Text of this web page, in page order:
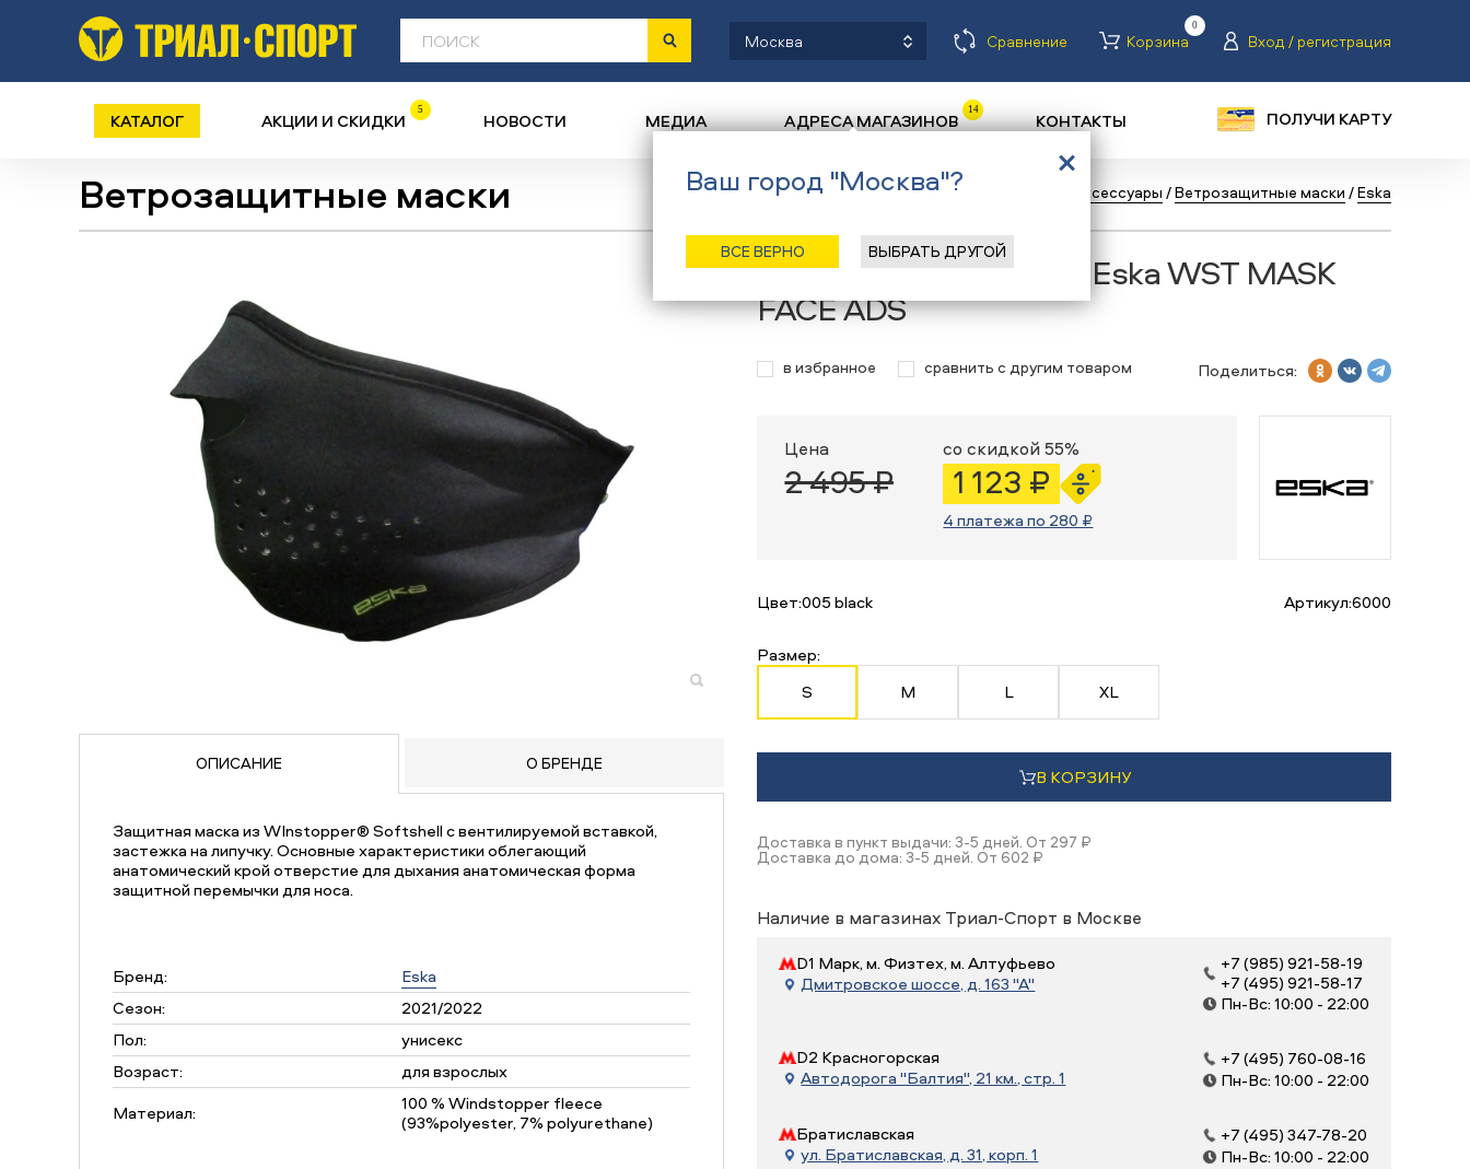
Москва Сравнение Корзина
0
Вход / регистрация
КАТАЛОГ АКЦИИ И СКИДКИ 5 НОВОСТИ МЕДИА АДРЕСА МАГАЗИНОВ 14 КОНТАКТЫ ПОЛУЧИ КАРТУ
Ветрозащитные маски Назад / Главная/Каталог Аксессуары /Ветрозащитные маски /Eska
ОПИСАНИЕ О БРЕНДЕ
Защитная маска из WInstopper® Softshell с вентилируемой вставкой,
застежка на липучку. Основные характеристики облегающий
анатомический крой отверстие для дыхания анатомическая форма
защитной перемычки для носа.
Бренд:
Eska
Сезон:
2021/2022
Пол:
унисекс
Возраст:
для взрослых
Материал:
100 % Windstopper fleece
(93%polyester, 7% polyurethane)
Ветрозащитная маска Eska WST MASK
FACE ADS
в избранное сравнить с другим товаром Поделиться:
Цена
2 495 ₽
со скидкой 55%
1 123 ₽
4 платежа по 280 ₽
Цвет:005 black Артикул:6000
Размер:
S
M L XL
В КОРЗИНУ
Доставка в пункт выдачи: 3-5 дней. От 297 ₽
Доставка до дома: 3-5 дней. От 602 ₽
Наличие в магазинах Триал-Спорт в Москве
D1 Марк, м. Физтех, м. Алтуфьево
Дмитровское шоссе, д. 163 "А"
+7 (985) 921-58-19
+7 (495) 921-58-17
Пн-Вс: 10:00 - 22:00
D2 Красногорская
Автодорога "Балтия", 21 км., стр. 1
+7 (495) 760-08-16
Пн-Вс: 10:00 - 22:00
Братиславская
ул. Братиславская, д. 31, корп. 1
+7 (495) 347-78-20
Пн-Вс: 10:00 - 22:00
Ваш город "Москва"?
ВСЕ ВЕРНО ВЫБРАТЬ ДРУГОЙ